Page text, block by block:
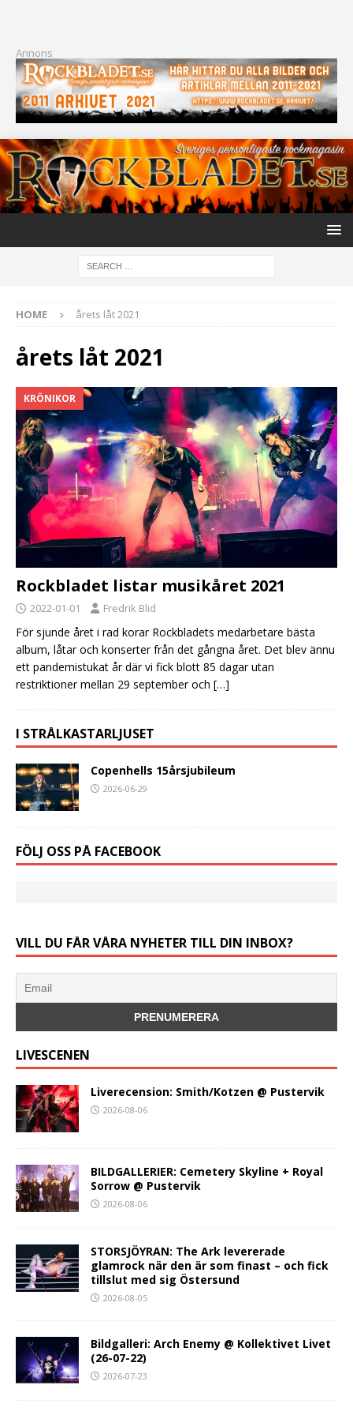
Annons
HOME årets låt 2021
årets låt 2021
KRÖNIKOR
Rockbladet listar musikåret 2021
2022-01-01 Fredrik Blid
För sjunde året i rad korar Rockbladets medarbetare bästa
album, låtar och konserter från det gångna året. Det blev ännu
ett pandemistukat år där vi fick blott 85 dagar utan
restriktioner mellan 29 september och […]
I STRÅLKASTARLJUSET
Copenhells 15årsjubileum
2026-06-29
FÖLJ OSS PÅ FACEBOOK
VILL DU FÅR VÅRA NYHETER TILL DIN INBOX?
LIVESCENEN
Liverecension: Smith/Kotzen @ Pustervik
2026-08-06
BILDGALLERIER: Cemetery Skyline + Royal
Sorrow @ Pustervik
2026-08-06
STORSJÖYRAN: The Ark levererade
glamrock när den är som finast – och fick
tillslut med sig Östersund
2026-08-05
Bildgalleri: Arch Enemy @ Kollektivet Livet
(26-07-22)
2026-07-23